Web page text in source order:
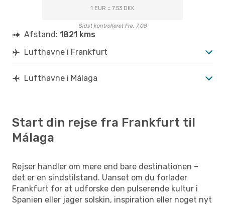
1 EUR = 7.53 DKK
Sidst kontrolleret Fre. 7.08
Afstand: 1821 kms
Lufthavne i Frankfurt
Lufthavne i Málaga
Start din rejse fra Frankfurt til
Málaga
Rejser handler om mere end bare destinationen –
det er en sindstilstand. Uanset om du forlader
Frankfurt for at udforske den pulserende kultur i
Spanien eller jager solskin, inspiration eller noget nyt